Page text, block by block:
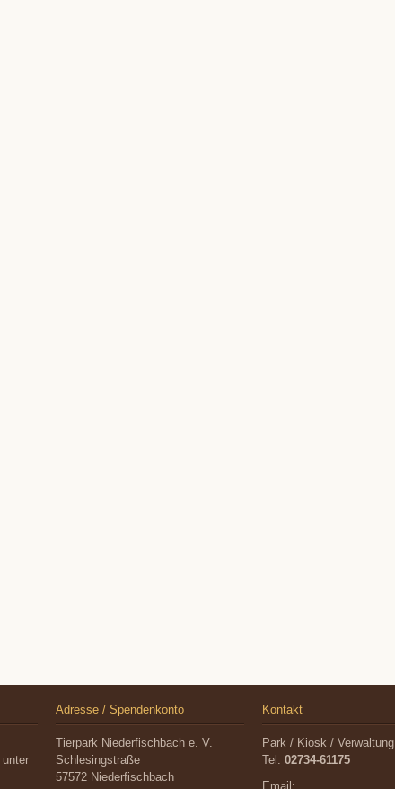
unter
Adresse / Spendenkonto
Tierpark Niederfischbach e. V.
Schlesingstraße
57572 Niederfischbach
Kontakt
Park / Kiosk / Verwaltung
Tel: 02734-61175
Email: